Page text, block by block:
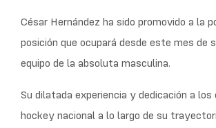
César Hernández ha sido promovido a la
posición que ocupará desde este mes de
equipo de la absoluta masculina.
Su dilatada experiencia y dedicación a
hockey nacional a lo largo de su